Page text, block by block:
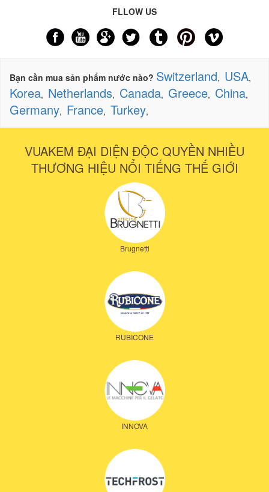
FLLOW US
Bạn cần mua sản phẩm nước nào? Switzerland, USA,
Korea, Netherlands, Canada, Greece, China,
Germany, France, Turkey,
VUAKEM ĐẠI DIỆN ĐỘC QUYỀN NHIỀU
THƯƠNG HIỆU NỔI TIẾNG THẾ GIỚI
Brugnetti
RUBICONE
INNOVA